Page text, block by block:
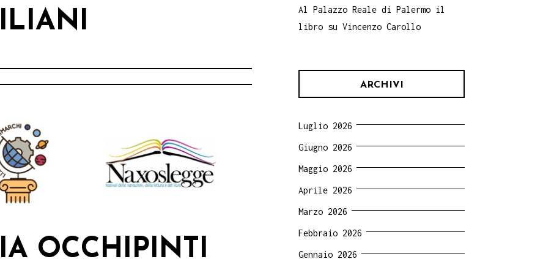
OCCHIPINTI
Al Palazzo Reale di Palermo il
libro su Vincenzo Carollo
ARCHIVI
Luglio 2026
Giugno 2026
Maggio 2026
Aprile 2026
Marzo 2026
Febbraio 2026
Gennaio 2026